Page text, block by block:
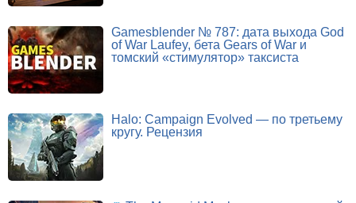
Gamesblender № 787: дата выхода God
of War Laufey, бета Gears of War и
томский «стимулятор» таксиста
Halo: Campaign Evolved — по третьему
кругу. Рецензия